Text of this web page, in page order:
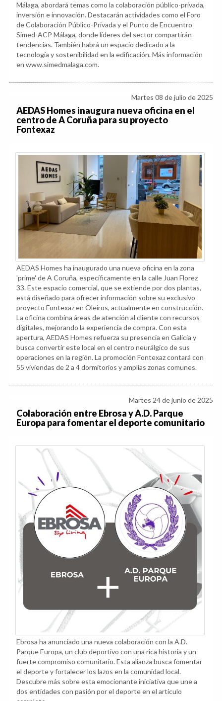
Málaga, abordará temas como la colaboración público-privada,
inversión e innovación. Destacarán actividades como el Foro
de Colaboración Público-Privada y el Punto de Encuentro
Simed-ACP Málaga, donde líderes del sector compartirán
tendencias. También habrá un espacio dedicado a la
tecnología y sostenibilidad en la edificación. Más información
en www.simedmalaga.com.
Martes 08 de julio de 2025
AEDAS Homes inaugura nueva oficina en el
centro de A Coruña para su proyecto
Fontexaz
AEDAS Homes ha inaugurado una nueva oficina en la zona
'prime' de A Coruña, específicamente en la calle Juan Florez
33. Este espacio comercial, que se extiende por dos plantas,
está diseñado para ofrecer información sobre su exclusivo
proyecto Fontexaz en Oleiros, actualmente en construcción.
La oficina combina áreas de atención al cliente con recursos
digitales, mejorando la experiencia de compra. Con esta
apertura, AEDAS Homes refuerza su presencia en Galicia y
busca convertir este local en el centro neurálgico de sus
operaciones en la región. La promoción Fontexaz contará con
55 viviendas de 2 a 4 dormitorios y amplias zonas comunes.
Martes 24 de junio de 2025
Colaboración entre Ebrosa y A.D. Parque
Europa para fomentar el deporte comunitario
Ebrosa ha anunciado una nueva colaboración con la A.D.
Parque Europa, un club deportivo con una rica historia y un
fuerte compromiso comunitario. Esta alianza busca fomentar
el deporte y fortalecer los lazos en la comunidad local.
Descubre más sobre esta emocionante iniciativa que une a
dos entidades con pasión por el deporte en el artículo